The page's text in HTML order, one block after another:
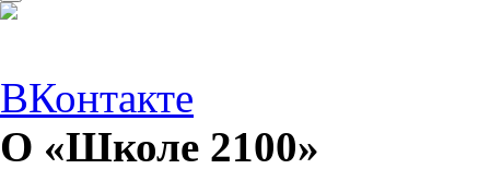
ВКонтакте
О «Школе 2100»